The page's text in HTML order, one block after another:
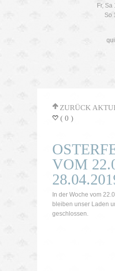
Fr,
So
' ZURÜCK
= ( 0 )
VOM
In der Woche vom
bleiben unser Laden
geschlossen.